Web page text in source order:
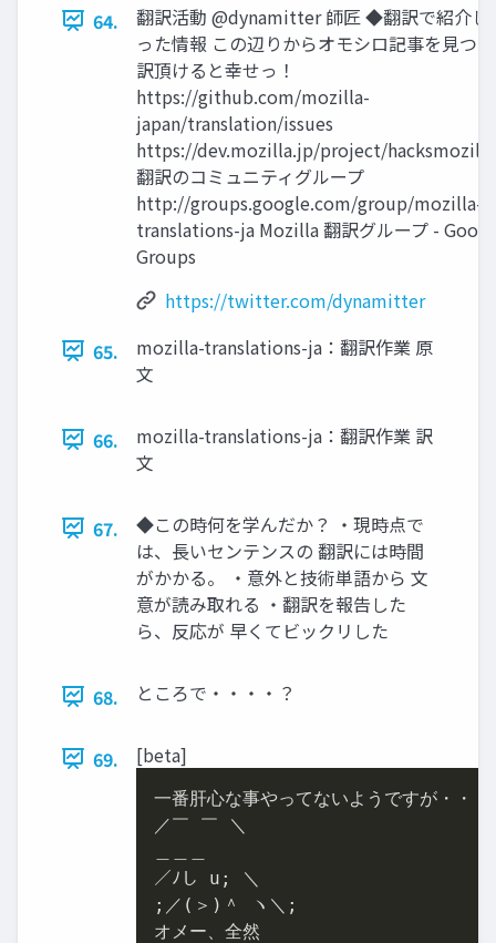
64.
翻訳活動 @dynamitter 師匠 ◆翻訳で紹介し
った情報 この辺りからオモシロ記事を見つ
訳頂けると幸せっ！
https://github.com/mozilla-
japan/translation/issues
https://dev.mozilla.jp/project/
翻訳のコミュニティグループ
http://groups.google.com/group/mozilla-
translations-ja Mozilla 翻訳グループ -
Groups
https://twitter.com/dynamitter
65.
mozilla-translations-ja：翻訳作業 原
文
66.
mozilla-translations-ja：翻訳作業 訳
文
67.
◆この時何を学んだか？ ・現時点で
は、長いセンテンスの 翻訳には時間
がかかる。 ・意外と技術単語から 文
意が読み取れる ・翻訳を報告した
ら、反応が 早くてビックリした
68. ところで・・・・？
69. [beta]
一番肝心な事やってないようですが・・・
／￣ ￣ ＼
／ﾉし u; ＼
;／(＞)＾ ヽ＼;
オメー、全然